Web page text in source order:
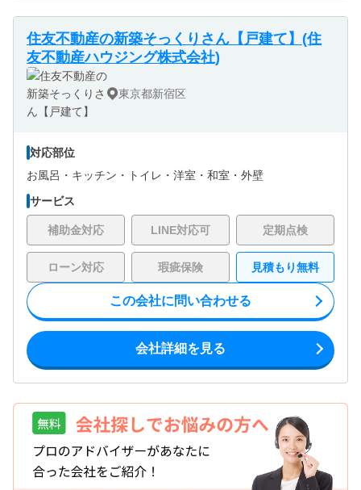
住友不動産の新築そっくりさん【戸建て】(住
友不動産ハウジング株式会社)
東京都新宿区
対応部位
お風呂・ キッチン・ トイレ・ 洋室・ 和室・ 外壁
サービス
補助金対応 LINE対応可 定期点検
ローン対応 瑕疵保険 見積もり無料
この会社に問い合わせる
会社詳細を見る